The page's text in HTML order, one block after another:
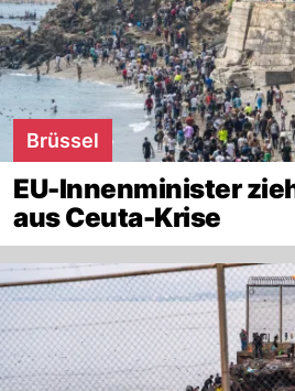
Brüssel
EU-Innenminister
aus Ceuta-Krise